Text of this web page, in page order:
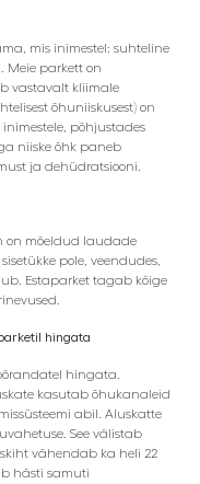
mis inimestel: suhteline
Meie parkett on
vastavalt kliimale
õhuniiskusest) on
põhjustades
niiske õhk paneb
ja dehüdratsiooni.
on mõeldud laudade
pole, veendudes,
Estaparket tagab kõige
hingata
hingata.
kasutab õhukanaleid
abil. Aluskatte
See välistab
vähendab ka heli 22
hästi samuti